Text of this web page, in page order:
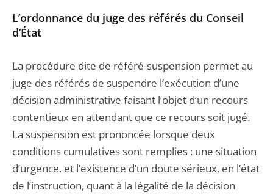
L’ordonnance du juge des référés du Conseil
d’État
La procédure dite de référé-suspension permet au
juge des référés de suspendre l’exécution d’une
décision administrative faisant l’objet d’un recours
contentieux en attendant que ce recours soit jugé.
La suspension est prononcée lorsque deux
conditions cumulatives sont remplies : une situation
d’urgence, et l’existence d’un doute sérieux, en l’état
de l’instruction, quant à la légalité de la décision